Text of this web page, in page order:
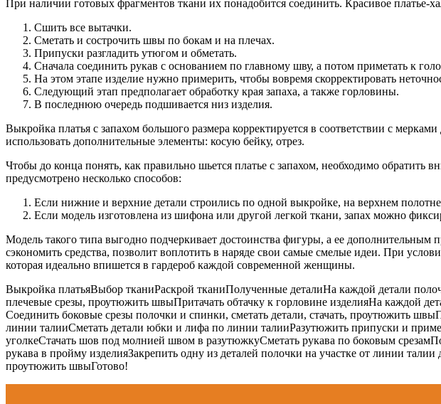
При наличии готовых фрагментов ткани их понадобится соединить. Красивое платье-
Сшить все вытачки.
Сметать и сострочить швы по бокам и на плечах.
Припуски разгладить утюгом и обметать.
Сначала соединить рукав с основанием по главному шву, а потом приметать к
На этом этапе изделие нужно примерить, чтобы вовремя скорректировать
Следующий этап предполагает обработку края запаха, а также горловины.
В последнюю очередь подшивается низ изделия.
Выкройка платья с запахом большого размера корректируется в соответствии с
использовать дополнительные элементы: косую бейку, отрез.
Чтобы до конца понять, как правильно шьется платье с запахом, необходимо
предусмотрено несколько способов:
Если нижние и верхние детали строились по одной выкройке, на верхнем
Если модель изготовлена из шифона или другой легкой ткани, запах можно
Модель такого типа выгодно подчеркивает достоинства фигуры, а ее
сэкономить средства, позволит воплотить в наряде свои самые смелые идеи. При
которая идеально впишется в гардероб каждой современной женщины.
Выкройка платьяВыбор тканиРаскрой тканиПолученные деталиНа каждой детали
плечевые срезы, проутюжить швыПритачать обтачку к горловине изделияНа каждой
Соединить боковые срезы полочки и спинки, сметать детали, стачать, проутюжить швы
линии талииСметать детали юбки и лифа по линии талииРазутюжить припуски и
уголкеСтачать шов под молнией швом в разутюжкуСметать рукава по боковым срезам
рукава в пройму изделияЗакрепить одну из деталей полочки на участке от линии талии
проутюжить швыГотово!